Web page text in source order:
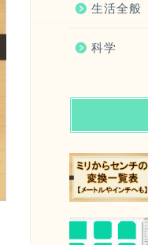
生活全般
科学